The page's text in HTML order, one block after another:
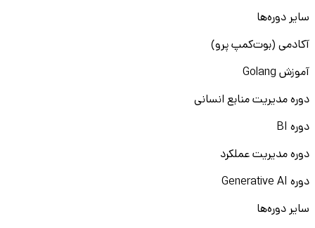
سایر دوره‌ها
آکادمی (بوت‌کمپ پرو)
آموزش Golang
دوره مدیریت منابع انسانی
دوره BI
دوره مدیریت عملکرد
دوره Generative AI
سایر دوره‌ها